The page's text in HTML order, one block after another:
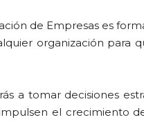
de Empresas es
organización para
a tomar decisiones
el crecimiento